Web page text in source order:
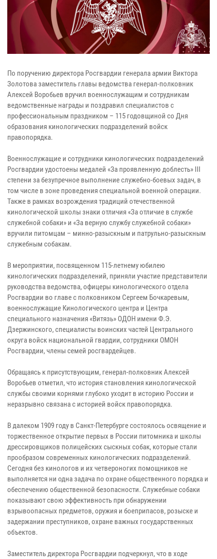
По поручению директора Росгвардии генерала армии Виктора
Золотова заместитель главы ведомства генерал-полковник
Алексей Воробьев вручил военнослужащим и сотрудникам
ведомственные награды и поздравил специалистов с
профессиональным праздником – 115 годовщиной со Дня
образования кинологических подразделений войск
правопорядка.
Военнослужащие и сотрудники кинологических подразделений
Росгвардии удостоены медалей «За проявленную доблесть» III
степени за безупречное выполнение служебно-боевых задач, в
том числе в зоне проведения специальной военной операции.
Также в рамках возрождения традиций отечественной
кинологической школы знаки отличия «За отличие в службе
служебной собаки» и «За верную службу служебной собаки»
вручили питомцам – минно-разыскным и патрульно-разыскным
служебным собакам.
В мероприятии, посвященном 115-летнему юбилею
кинологических подразделений, приняли участие представители
руководства ведомства, офицеры кинологического отдела
Росгвардии во главе с полковником Сергеем Бочкаревым,
военнослужащие Кинологического центра и Центра
специального назначения «Витязь» ОДОН имени Ф.Э.
Дзержинского, специалисты воинских частей Центрального
округа войск национальной гвардии, сотрудники ОМОН
Росгвардии, члены семей росгвардейцев.
Обращаясь к присутствующим, генерал-полковник Алексей
Воробьев отметил, что история становления кинологической
службы своими корнями глубоко уходит в историю России и
неразрывно связана с историей войск правопорядка.
В далеком 1909 году в Санкт-Петербурге состоялось освящение и
торжественное открытие первых в России питомника и школы
дрессировщиков полицейских сыскных собак, которые стали
прообразом современных кинологических подразделений.
Сегодня без кинологов и их четвероногих помощников не
выполняется ни одна задача по охране общественного порядка и
обеспечению общественной безопасности. Служебные собаки
показывают свою эффективность при обнаружении
взрывоопасных предметов, оружия и боеприпасов, розыске и
задержании преступников, охране важных государственных
объектов.
Заместитель директора Росгвардии подчеркнул, что в ходе